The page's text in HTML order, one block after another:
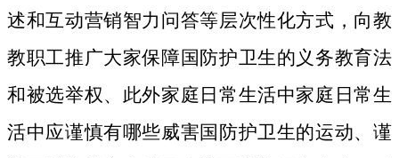
述和互动营销智力问答等层次性化方式，向教
教职工推广大家保障国防护卫生的义务教育法
和被选举权、此外家庭日常生活中家庭日常生
活中应谨慎有哪些威害国防护卫生的运动、谨